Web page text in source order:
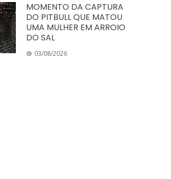
MOMENTO DA CAPTURA
DO PITBULL QUE MATOU
UMA MULHER EM ARROIO
DO SAL
03/08/2026